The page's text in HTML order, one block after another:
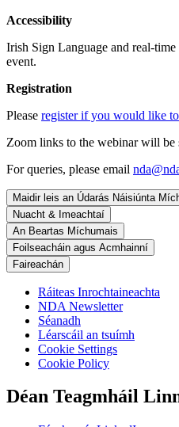
Accessibility
Irish Sign Language and real-
event.
Registration
Please register if you would like
Zoom links to the webinar will be
For queries, please email
Maidir leis an Údarás Náisiúnta
Nuacht & Imeachtaí
An Beartas Míchumais
Foilseacháin agus Acmhainní
Faireachán
Ráiteas Inrochtaineachta
NDA Newsletter
Séanadh
Léarscáil an tsuímh
Cookie Settings
Cookie Policy
Déan Teagmháil